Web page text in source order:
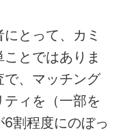
にとって、カミ
とではありま
、マッチング
ィを（一部を
割程度にのぼっ